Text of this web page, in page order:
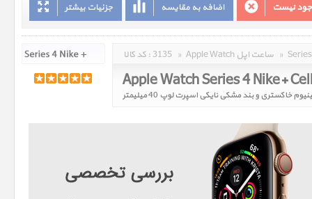
جزئیات بیشتر اضافه به مقایسه نیست
کد کالا : 3135 » Apple Watch ساعت اپل »